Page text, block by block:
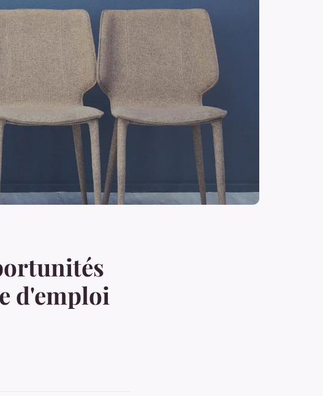
d'emploi